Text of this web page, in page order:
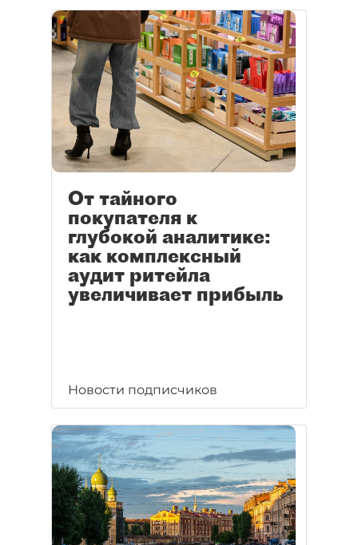
От тайного
покупателя к
глубокой аналитике:
как комплексный
аудит ритейла
увеличивает прибыль
Новости подписчиков